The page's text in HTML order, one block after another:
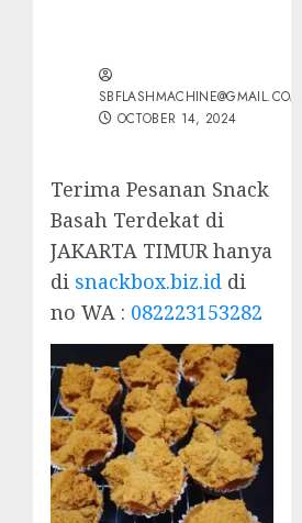
SBFLASHMACHINE@GMAIL.COM
OCTOBER 14, 2024
Terima Pesanan Snack
Basah Terdekat di
JAKARTA TIMUR hanya
di snackbox.biz.id di
no WA : 082223153282